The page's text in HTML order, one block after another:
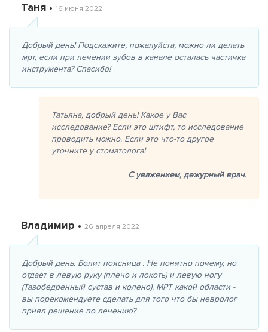
Таня • 16 июня 2022
Добрый день! Подскажите, пожалуйста, можно ли делать
мрт, если при лечении зубов в канале осталась частичка
инструмента? Спасибо!
Татьяна, добрый день! Какое у Вас
исследование? Если это штифт, то исследование
проводить можно. Если это что-то другое
уточните у стоматолога!
С уважением, дежурный врач.
Владимир • 26 апреля 2022
Добрый день. Болит поясница . Не понятно почему, но
отдает в левую руку (плечо и локоть) и левую ногу
(Тазобедренный сустав и колено). МРТ какой области -
вы порекомендуете сделать для того что бы невролог
приял решение по лечению?